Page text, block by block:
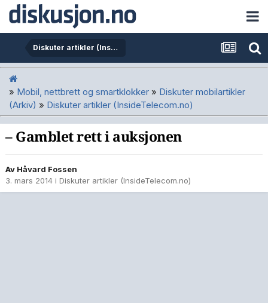
Diskuter artikler (InsideTelecom.no)
» Mobil, nettbrett og smartklokker » Diskuter mobilartikler
(Arkiv) » Diskuter artikler (InsideTelecom.no)
– Gamblet rett i auksjonen
Av Håvard Fossen
3. mars 2014 i Diskuter artikler (InsideTelecom.no)